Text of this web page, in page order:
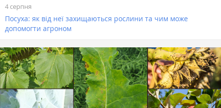
4 серпня
Посуха: як від неї захищаються рослини та чим може
допомогти агроном